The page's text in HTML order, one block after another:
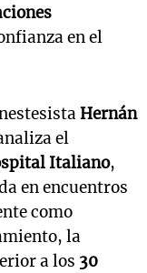
en el
Hernán
el
Italiano,
en encuentros
como
la
a los 30